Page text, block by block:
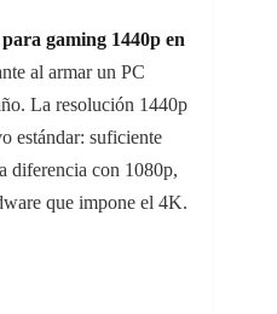
gaming 1440p en
al armar un PC
La resolución 1440p
estándar: suficiente
diferencia con 1080p,
que impone el 4K.